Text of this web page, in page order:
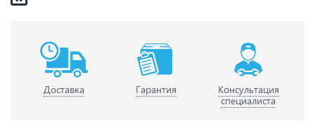
Доставка Гарантия
Консультация
специалиста